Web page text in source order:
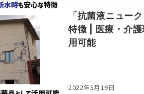
「抗菌液ニュー
特徴 | 医療・介
用可能
2022年5月19日